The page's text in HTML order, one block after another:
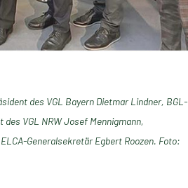
des VGL Bayern Dietmar Lindner, BGL-
VGL NRW Josef Mennigmann,
Generalsekretär Egbert Roozen. Foto: